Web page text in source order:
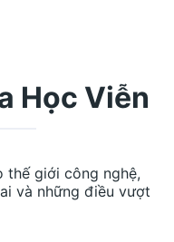
Học Viễn
thế giới công nghệ,
và những điều vượt